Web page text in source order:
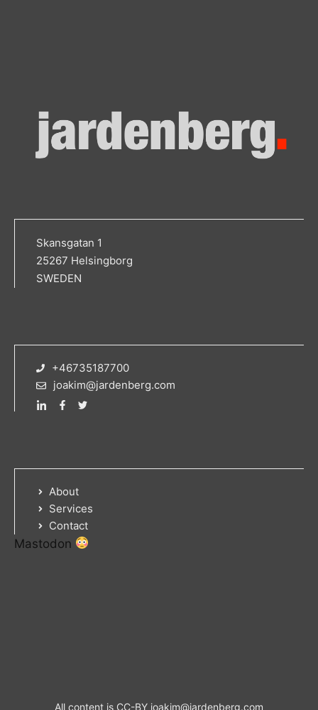
Skansgatan 1
25267 Helsingborg
SWEDEN
+46735187700
joakim@jardenberg.com
About
Services
Contact
Mastodon
All content is CC-BY joakim@jardenberg.com